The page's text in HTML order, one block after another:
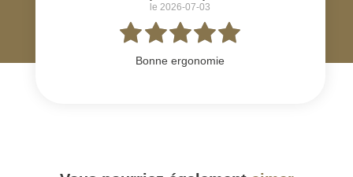
le 2026-07-03
Bonne ergonomie